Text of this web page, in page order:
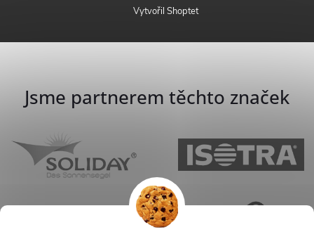
Vytvořil Shoptet
Jsme partnerem těchto značek